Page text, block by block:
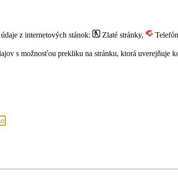
z internetových stánok: Zlaté stránky,
s možnosťou prekliku na stránku, ktorá uverejňuje